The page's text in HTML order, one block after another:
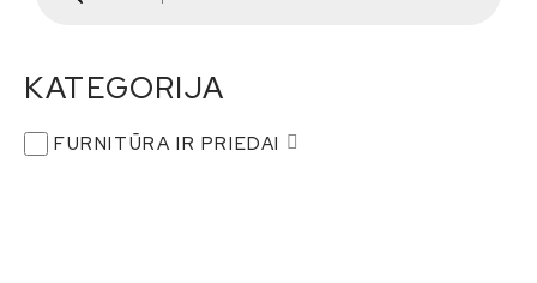
KATEGORIJA
FURNITŪRA IR PRIEDAI